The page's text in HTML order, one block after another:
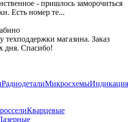
- пришлось заморочиться
Есть номер те...
техподдержки магазина. Заказ
дня. Спасибо!
РадиодеталиМикросхемыИндикация
Кварцевые